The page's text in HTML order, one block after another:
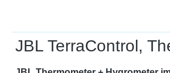
JBL TerraControl,